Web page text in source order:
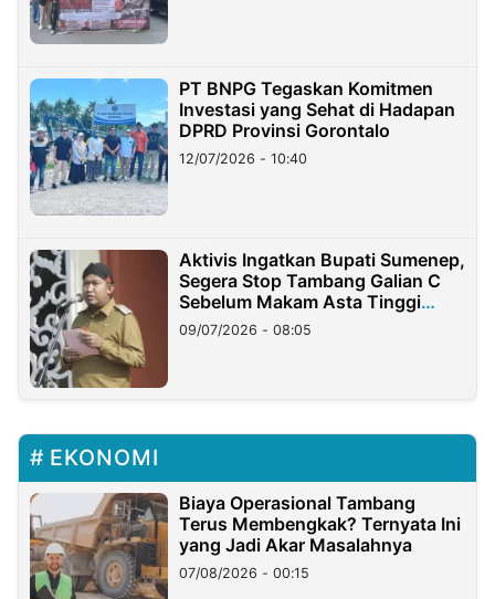
PT BNPG Tegaskan Komitmen
Investasi yang Sehat di Hadapan
DPRD Provinsi Gorontalo
12/07/2026 - 10:40
Aktivis Ingatkan Bupati Sumenep,
Segera Stop Tambang Galian C
Sebelum Makam Asta Tinggi
Longsor
09/07/2026 - 08:05
EKONOMI
Biaya Operasional Tambang
Terus Membengkak? Ternyata Ini
yang Jadi Akar Masalahnya
07/08/2026 - 00:15